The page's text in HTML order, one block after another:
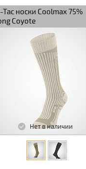
Tac носки Coolmax 75%
Coyote
Нет в наличии